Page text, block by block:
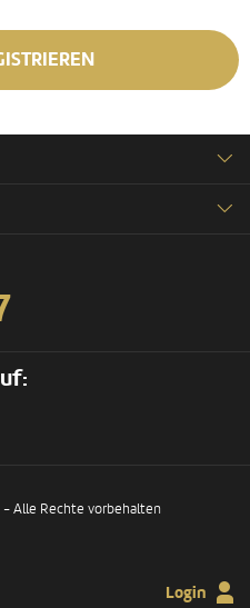
Login
Alle Rechte vorbehalten